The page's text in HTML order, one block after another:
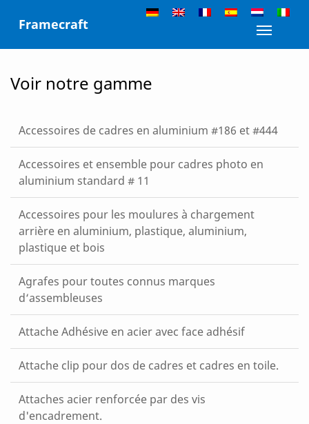
Framecraft Toggle
Voir notre gamme
Accessoires de cadres en aluminium #186 et #444
Accessoires et ensemble pour cadres photo en
aluminium standard # 11
Accessoires pour les moulures à chargement
arrière en aluminium, plastique, aluminium,
plastique et bois
Agrafes pour toutes connus marques
d‘assembleuses
Attache Adhésive en acier avec face adhésif
Attache clip pour dos de cadres et cadres en toile.
Attaches acier renforcée par des vis
d'encadrement.